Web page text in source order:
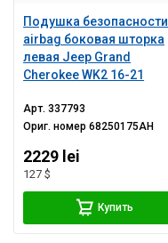
Подушка безопасности
airbag боковая шторка
левая Jeep Grand
Cherokee WK2 16-21
Арт.337793
Ориг. номер68250175AH
2229 lei
127 $
Купить